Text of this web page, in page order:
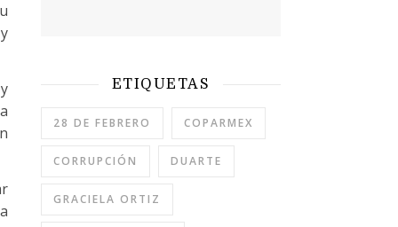
ETIQUETAS
28 DE FEBRERO COPARMEX
CORRUPCIÓN DUARTE
GRACIELA ORTIZ